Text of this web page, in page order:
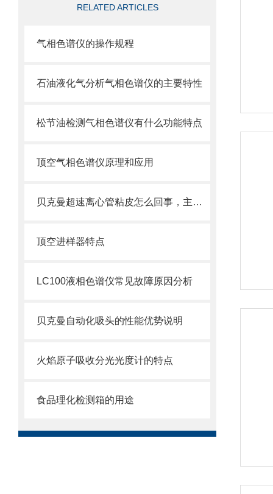
RELATED ARTICLES
气相色谱仪的操作规程
石油液化气分析气相色谱仪的主要特性
松节油检测气相色谱仪有什么功能特点
顶空气相色谱仪原理和应用
贝克曼超速离心管粘皮怎么回事，主要原因如下
顶空进样器特点
LC100液相色谱仪常见故障原因分析
贝克曼自动化吸头的性能优势说明
火焰原子吸收分光光度计的特点
食品理化检测箱的用途